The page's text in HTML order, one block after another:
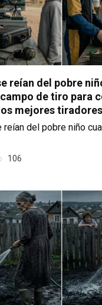
reían del pobre
de tiro para
mejores tiradores
reían del pobre niño
106